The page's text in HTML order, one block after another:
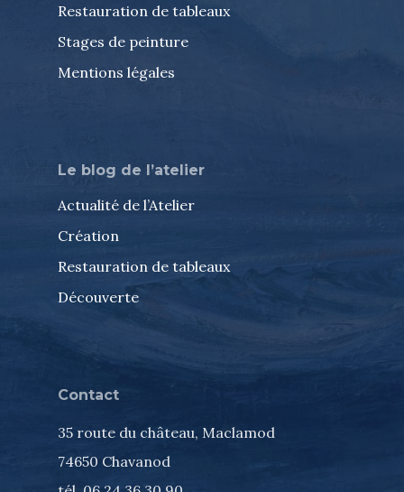
Restauration de tableaux
Stages de peinture
Mentions légales
Le blog de l’atelier
Actualité de l’Atelier
Création
Restauration de tableaux
Découverte
Contact
35 route du château, Maclamod
74650 Chavanod